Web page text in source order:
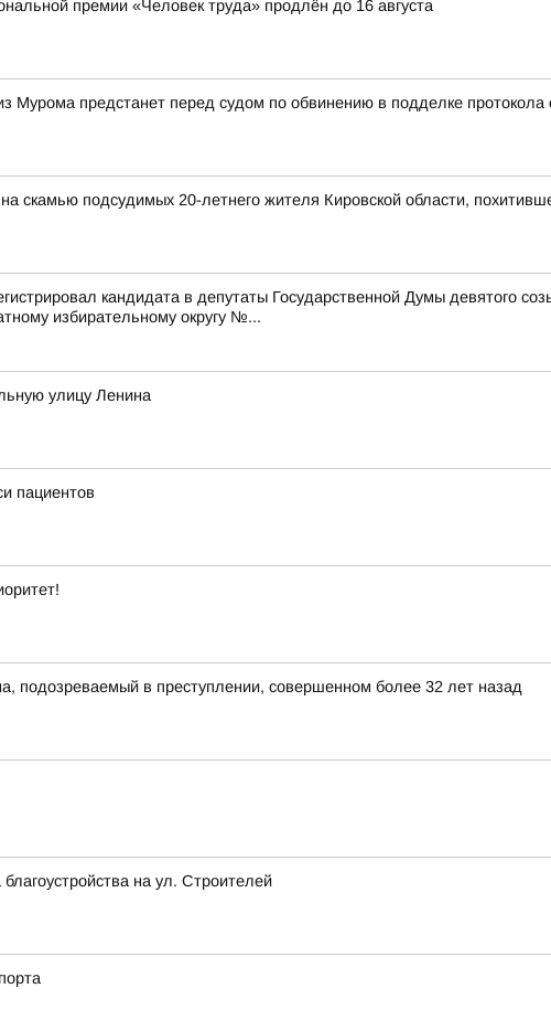
премии «Человек труда» продлён до 16 августа
Мурома предстанет перед судом по обвинению в подделке протокола
скамью подсудимых 20-летнего жителя Кировской области,
кандидата в депутаты Государственной Думы девятого
избирательному округу №...
улицу Ленина
пациентов
подозреваемый в преступлении, совершенном более 32 лет назад
на ул. Строителей